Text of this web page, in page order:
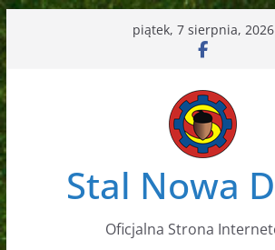
Przejdź
do
treści
piątek, 7 sierpnia, 2026
Stal Nowa
Oficjalna Strona